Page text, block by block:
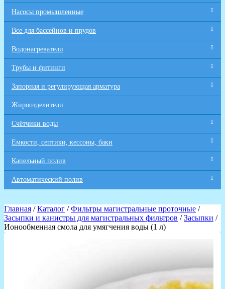
Насосы промышленные
Все для бaссейнов и прудов
Водонагреватели
Трубы и фитинги
Запорная и регулирующая арматура
Жироотделители
Счётчики воды
Емкости, септики, кессоны, баки
Капельный полив
Автоматический полив
Главная /Каталог /Фильтры магистральные проточные /
Засыпки и канистры для магистральных фильтров /Засыпки /
Ионообменная смола для умягчения воды (1 л)